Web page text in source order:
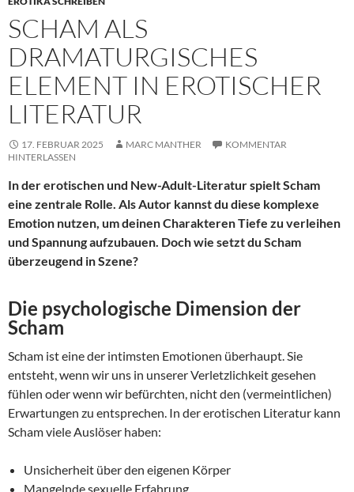
SCHAM ALS
DRAMATURGISCHES
ELEMENT IN EROTISCHER
LITERATUR
17. FEBRUAR 2025 MARC MANTHER
KOMMENTAR
HINTERLASSEN
In der erotischen und New-Adult-Literatur spielt Scham
eine zentrale Rolle. Als Autor kannst du diese komplexe
Emotion nutzen, um deinen Charakteren Tiefe zu verleihen
und Spannung aufzubauen. Doch wie setzt du Scham
überzeugend in Szene?
Die psychologische Dimension der
Scham
Scham ist eine der intimsten Emotionen überhaupt. Sie
entsteht, wenn wir uns in unserer Verletzlichkeit gesehen
fühlen oder wenn wir befürchten, nicht den (vermeintlichen)
Erwartungen zu entsprechen. In der erotischen Literatur kann
Scham viele Auslöser haben:
Unsicherheit über den eigenen Körper
Mangelnde sexuelle Erfahrung